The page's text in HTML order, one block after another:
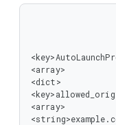
}
<array>
<dict>
<array>